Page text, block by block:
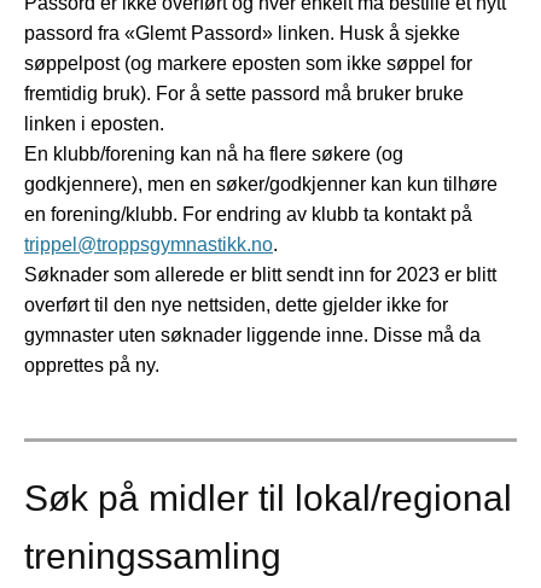
passord fra «Glemt Passord» linken. Husk å sjekke
søppelpost (og markere eposten som ikke søppel for
fremtidig bruk). For å sette passord må bruker bruke
linken i eposten.
En klubb/forening kan nå ha flere søkere (og
godkjennere), men en søker/godkjenner kan kun tilhøre
en forening/klubb. For endring av klubb ta kontakt på
trippel@troppsgymnastikk.no.
Søknader som allerede er blitt sendt inn for 2023 er blitt
overført til den nye nettsiden, dette gjelder ikke for
gymnaster uten søknader liggende inne. Disse må da
opprettes på ny.
Søk på midler til lokal/regional
treningssamling